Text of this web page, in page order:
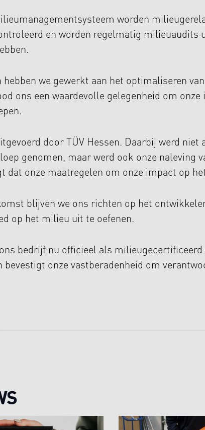
worden
en worden regelmatig
hebben we gewerkt aan het optimaliseren
ons een waardevolle gelegenheid om
door TÜV Hessen. Daarbij werd
genomen, maar werd ook onze
dat onze maatregelen om onze impact op
blijven we ons richten op het
op het milieu uit te oefenen.
bedrijf nu officieel als
bevestigt onze vastberadenheid om